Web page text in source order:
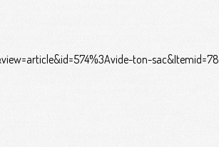
ton-sac&Itemid=78